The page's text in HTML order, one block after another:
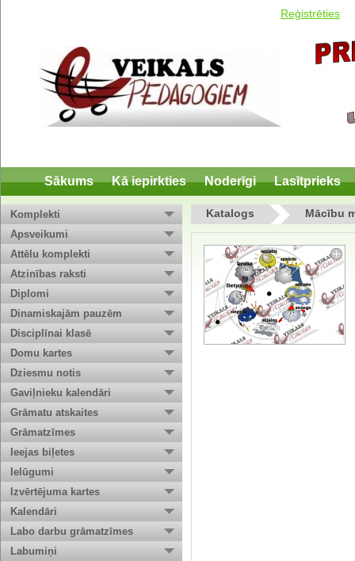
Reģistrēties
Sākums Kā iepirkties Noderīgi Lasītprieks
Komplekti
Apsveikumi
Attēlu komplekti
Atzinības raksti
Diplomi
Dinamiskajām pauzēm
Disciplīnai klasē
Domu kartes
Dziesmu notis
Gaviļnieku kalendāri
Grāmatu atskaites
Grāmatzīmes
Ieejas biļetes
Ielūgumi
Izvērtējuma kartes
Kalendāri
Labo darbu grāmatzīmes
Labumiņi
Katalogs Mācību